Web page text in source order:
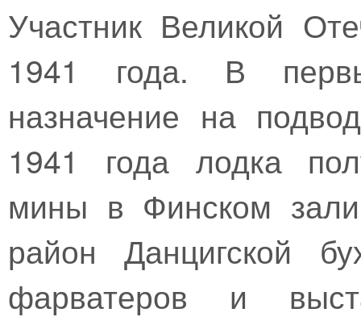
Участник Великой
1941 года. В
назначение на
1941 года лодка
мины в Финском
район Данцигской
фарватеров и